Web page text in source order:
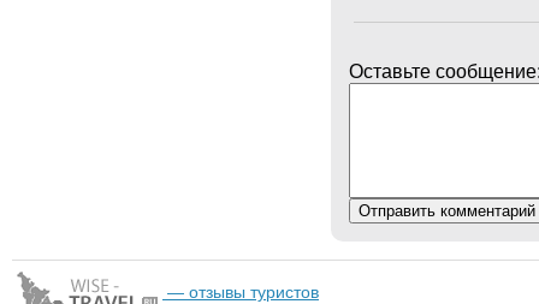
Оставьте
— отзывы туристов